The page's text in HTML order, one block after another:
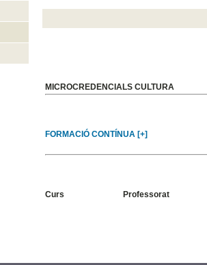
MICROCREDENCIALS CULTURA
FORMACIÓ CONTÍNUA [+]
Curs Professorat